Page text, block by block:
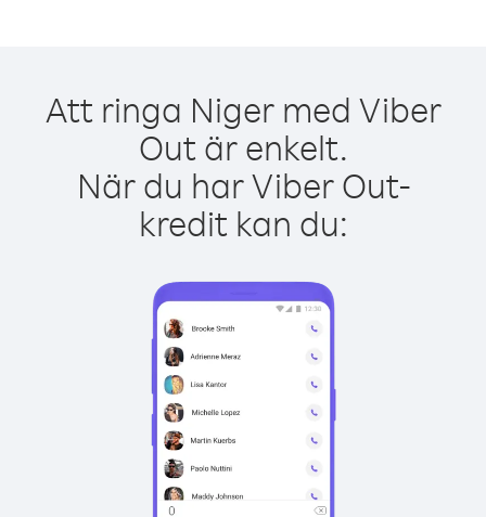
Att ringa Niger med Viber
Out är enkelt.
När du har Viber Out-
kredit kan du: